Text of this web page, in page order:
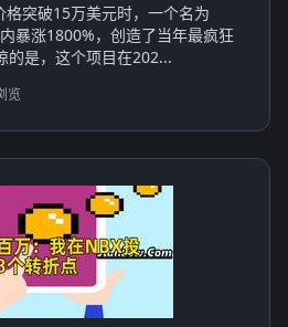
突破15万美元时，一个名为
暴涨1800%，创造了当年最疯狂
的是，这个项目在202...
览